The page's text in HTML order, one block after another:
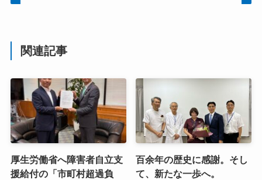
関連記事
厚生労働省へ障害者自立支
援給付の「市町村超過負
百余年の歴史に感謝。そし
て、新たな一歩へ。